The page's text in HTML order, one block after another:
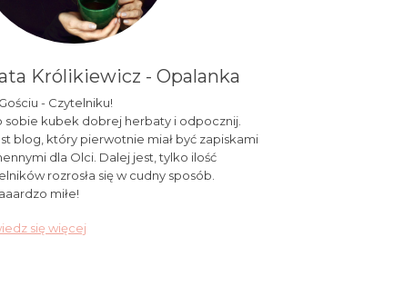
Królikiewicz - Opalanka
- Czytelniku!
sobie kubek dobrej herbaty i odpocznij.
blog, który pierwotnie miał być zapiskami
dla Olci. Dalej jest, tylko ilość
rozrosła się w cudny sposób.
miłe!
się więcej